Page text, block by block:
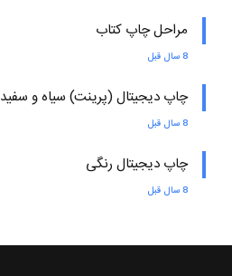
مراحل چاپ کتاب
8 سال قبل
چاپ دیجیتال (پرینت) سیاه و سفید
8 سال قبل
چاپ دیجیتال رنگی
8 سال قبل